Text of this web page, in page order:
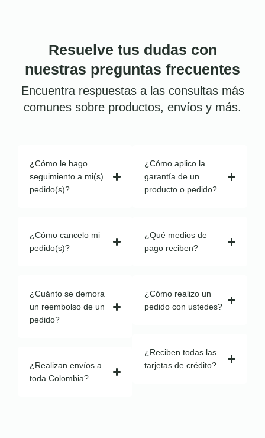
Resuelve tus dudas con
nuestras preguntas frecuentes
Encuentra respuestas a las consultas más
comunes sobre productos, envíos y más.
¿Cómo le hago
seguimiento a mi(s)
pedido(s)?
¿Cómo cancelo mi
pedido(s)?
¿Cuánto se demora
un reembolso de un
pedido?
¿Realizan envíos a
toda Colombia?
¿Cómo aplico la
garantía de un
producto o pedido?
¿Qué medios de
pago reciben?
¿Cómo realizo un
pedido con ustedes?
¿Reciben todas las
tarjetas de crédito?